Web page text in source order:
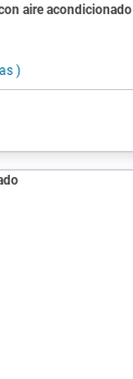
aire acondicionado
)